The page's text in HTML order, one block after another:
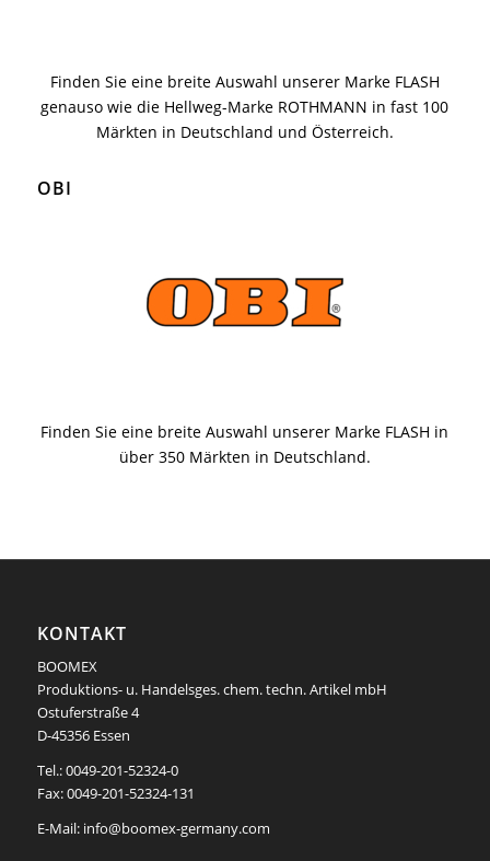
Finden Sie eine breite Auswahl unserer Marke FLASH
genauso wie die Hellweg-Marke ROTHMANN in fast 100
Märkten in Deutschland und Österreich.
OBI
Finden Sie eine breite Auswahl unserer Marke FLASH in
über 350 Märkten in Deutschland.
KONTAKT
BOOMEX
Produktions- u. Handelsges. chem. techn. Artikel mbH
Ostuferstraße 4
D-45356 Essen
Tel.: 0049-201-52324-0
Fax: 0049-201-52324-131
E-Mail: info@boomex-germany.com